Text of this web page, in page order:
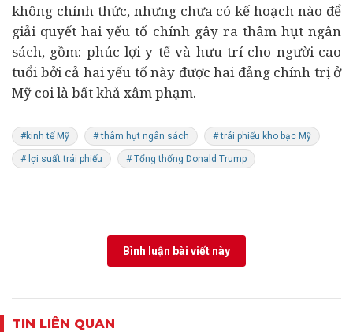
không chính thức, nhưng chưa có kế hoạch nào để
giải quyết hai yếu tố chính gây ra thâm hụt ngân
sách, gồm: phúc lợiy tếvà hưu trí cho người cao
tuổi bởi cả hai yếu tố này được hai đảng chính trị ở
Mỹ coi là bất khả xâm phạm.
#kinh tế Mỹ # thâm hụt ngân sách # trái phiếu kho bạc Mỹ
# lợi suất trái phiếu # Tổng thống Donald Trump
Bình luận bài viết này
TIN LIÊN QUAN